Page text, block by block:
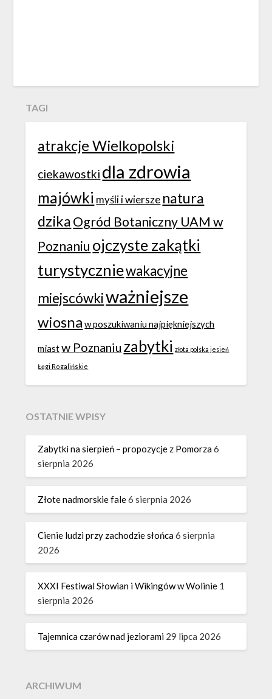
TAGI
atrakcje Wielkopolski
ciekawostki dla zdrowia
majówki myśli i wiersze natura
dzikaOgród Botaniczny UAM w
Poznaniu ojczyste zakątki
turystyczniewakacyjne
miejscówkiważniejsze
wiosna w poszukiwaniu najpiękniejszych
miastw Poznaniu zabytki złota polska jesień
Łęgi Rogalińskie
OSTATNIE WPISY
Zabytki na sierpień – propozycje z Pomorza6
sierpnia 2026
Złote nadmorskie fale6 sierpnia 2026
Cienie ludzi przy zachodzie słońca6 sierpnia
2026
XXXI Festiwal Słowian i Wikingów w Wolinie 1
sierpnia 2026
Tajemnica czarów nad jeziorami 29 lipca 2026
ARCHIWUM